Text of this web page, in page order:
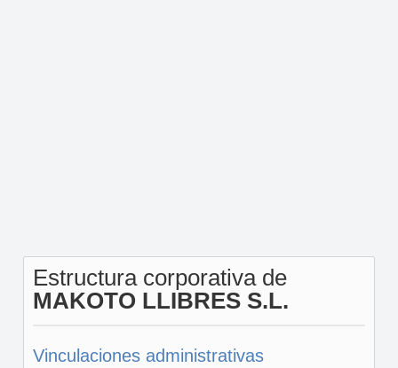
Estructura corporativa de
MAKOTO LLIBRES S.L.
Vinculaciones administrativas